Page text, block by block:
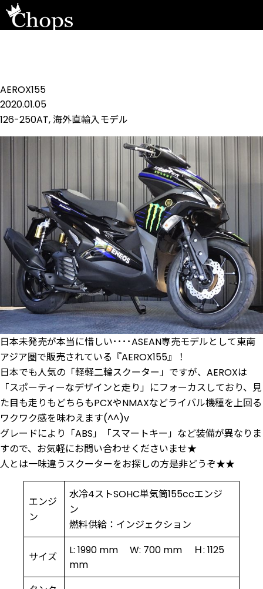
AEROX155
2020.01.05
126-250AT,海外直輸入モデル
日本未発売が本当に惜しい････ASEAN専売モデルとして東南
アジア圏で販売されている『AEROX155』！
日本でも人気の「軽軽二輪スクーター」ですが、AEROXは
「スポーティーなデザインと走り」にフォーカスしており、見
た目も走りもどちらもPCXやNMAXなどライバル機種を上回る
ワクワク感を味わえます(^^)v
グレードにより「ABS」「スマートキー」など装備が異なりま
すので、お気軽にお問い合わせくださいませ★
人とは一味違うスクーターをお探しの方是非どうぞ★★
エンジ
ン
水冷4ストSOHC単気筒155ccエンジ
ン
燃料供給：インジェクション
サイズ
L: 1990 mm W: 700 mm Ｈ: 1125
mm